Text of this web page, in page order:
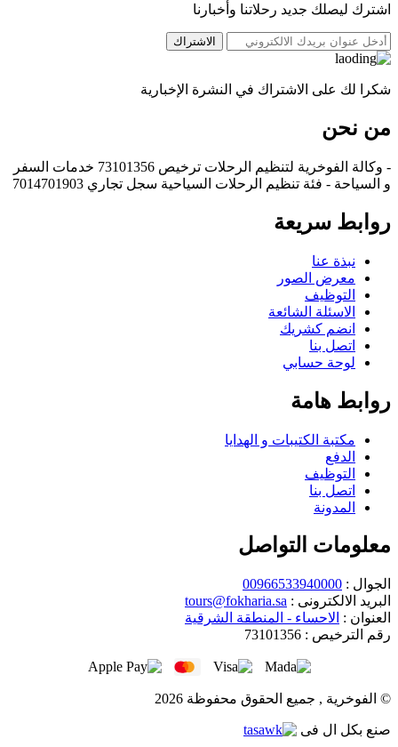
اشترك ليصلك جديد رحلاتنا وأخبارنا
الاشتراك
شكرا لك على الاشتراك في النشرة الإخبارية
من نحن
- وكالة الفوخرية لتنظيم الرحلات ترخيص 73101356 خدمات السفر
و السياحة - فئة تنظيم الرحلات السياحية سجل تجاري 7014701903
روابط سريعة
نبذة عنا
معرض الصور
التوظيف
الاسئلة الشائعة
انضم كشريك
اتصل بنا
لوحة حسابي
روابط هامة
مكتبة الكتيبات و الهدايا
الدفع
التوظيف
اتصل بنا
المدونة
معلومات التواصل
الجوال : 00966533940000
البريد الالكترونى : tours@fokharia.sa
العنوان : الاحساء - المنطقة الشرقية
رقم الترخيص : 73101356
© الفوخرية , جميع الحقوق محفوظة 2026
صنع بكل ال فى